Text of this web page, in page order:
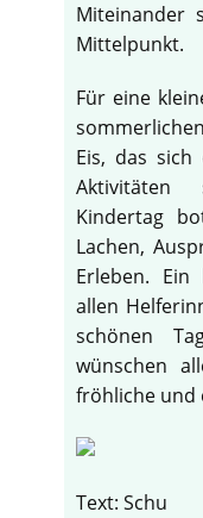
Miteinander
Mittelpunkt.
Für eine
Eis, das
Aktivitäten
Kindertag
Lachen,
Erleben. Ein
allen
schönen
wünschen
fröhliche und
Text: Schu